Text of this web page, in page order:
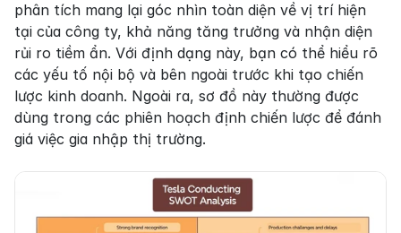
phân tích mang lại góc nhìn toàn diện về vị trí hiện
tại của công ty, khả năng tăng trưởng và nhận diện
rủi ro tiềm ẩn. Với định dạng này, bạn có thể hiểu rõ
các yếu tố nội bộ và bên ngoài trước khi tạo chiến
lược kinh doanh. Ngoài ra, sơ đồ này thường được
dùng trong các phiên hoạch định chiến lược để đánh
giá việc gia nhập thị trường.